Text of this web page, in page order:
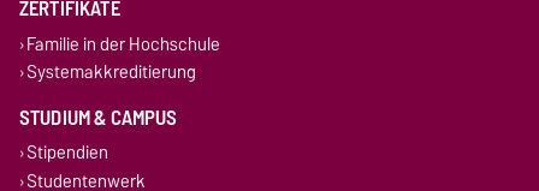
ZERTIFIKATE
Familie in der Hochschule
Systemakkreditierung
STUDIUM & CAMPUS
Stipendien
Studentenwerk